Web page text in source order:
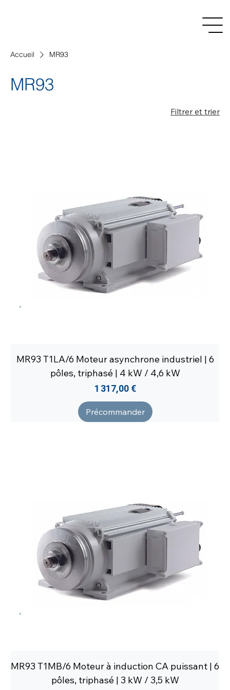
Accueil MR93
MR93
Filtrer et trier
MR93 T1LA/6 Moteur asynchrone industriel | 6
pôles, triphasé | 4 kW / 4,6 kW
Prix
1 317,00 €
Précommander
MR93 T1MB/6 Moteur à induction CA puissant | 6
pôles, triphasé | 3 kW / 3,5 kW